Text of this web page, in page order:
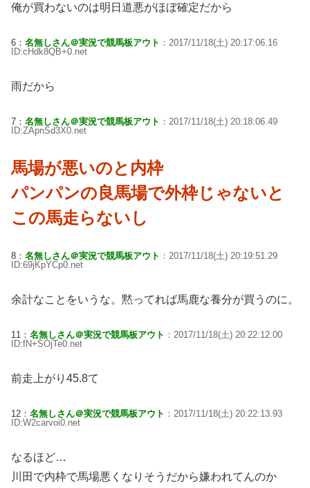
俺が買わないのは明日道悪がほぼ確定だから
6： 名無しさん＠実況で競馬板アウト ：2017/11/18(土) 20:17:06.16
ID:cHdk8QB+0.net
雨だから
7： 名無しさん＠実況で競馬板アウト ：2017/11/18(土) 20:18:06.49
ID:ZApnSd3X0.net
馬場が悪いのと内枠
パンパンの良馬場で外枠じゃないと
この馬走らないし
8： 名無しさん＠実況で競馬板アウト ：2017/11/18(土) 20:19:51.29
ID:69jKpYCp0.net
余計なことをいうな。黙ってれば馬鹿な養分が買うのに。
11： 名無しさん＠実況で競馬板アウト ：2017/11/18(土) 20:22:12.00
ID:fN+SOjTe0.net
前走上がり45.8て
12： 名無しさん＠実況で競馬板アウト ：2017/11/18(土) 20:22:13.93
ID:W2carvoi0.net
なるほど…
川田で内枠で馬場悪くなりそうだから嫌われてんのか